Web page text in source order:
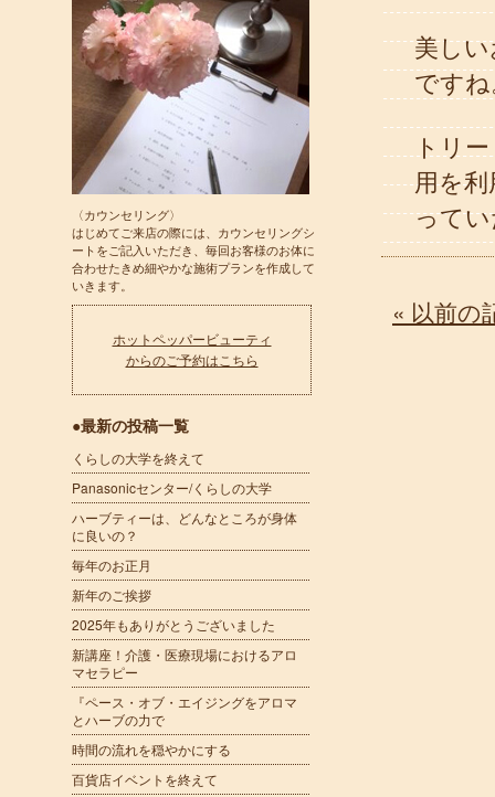
〈カウンセリング〉
はじめてご来店の際には、カウンセリングシ
ートをご記入いただき、毎回お客様のお体に
合わせたきめ細やかな施術プランを作成して
いきます。
ホットペッパービューティ
からのご予約はこちら
●最新の投稿一覧
くらしの大学を終えて
Panasonicセンター/くらしの大学
ハーブティーは、どんなところが身体
に良いの？
毎年のお正月
新年のご挨拶
2025年もありがとうございました
新講座！介護・医療現場におけるアロ
マセラピー
『ペース・オブ・エイジングをアロマ
とハーブの力で
時間の流れを穏やかにする
百貨店イベントを終えて
美し
です
トリ
用を
って
« 以前の